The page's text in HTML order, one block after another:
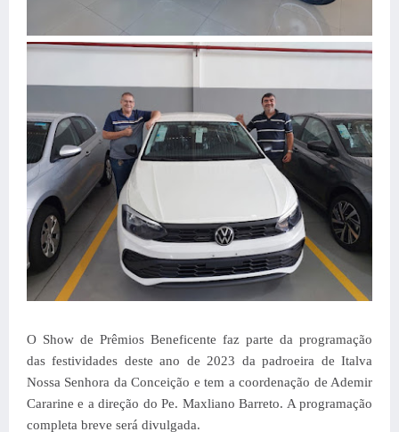
O Show de Prêmios Beneficente faz parte da programação
das festividades deste ano de 2023 da padroeira de Italva
Nossa Senhora da Conceição e tem a coordenação de Ademir
Cararine e a direção do Pe. Maxliano Barreto. A programação
completa breve será divulgada.